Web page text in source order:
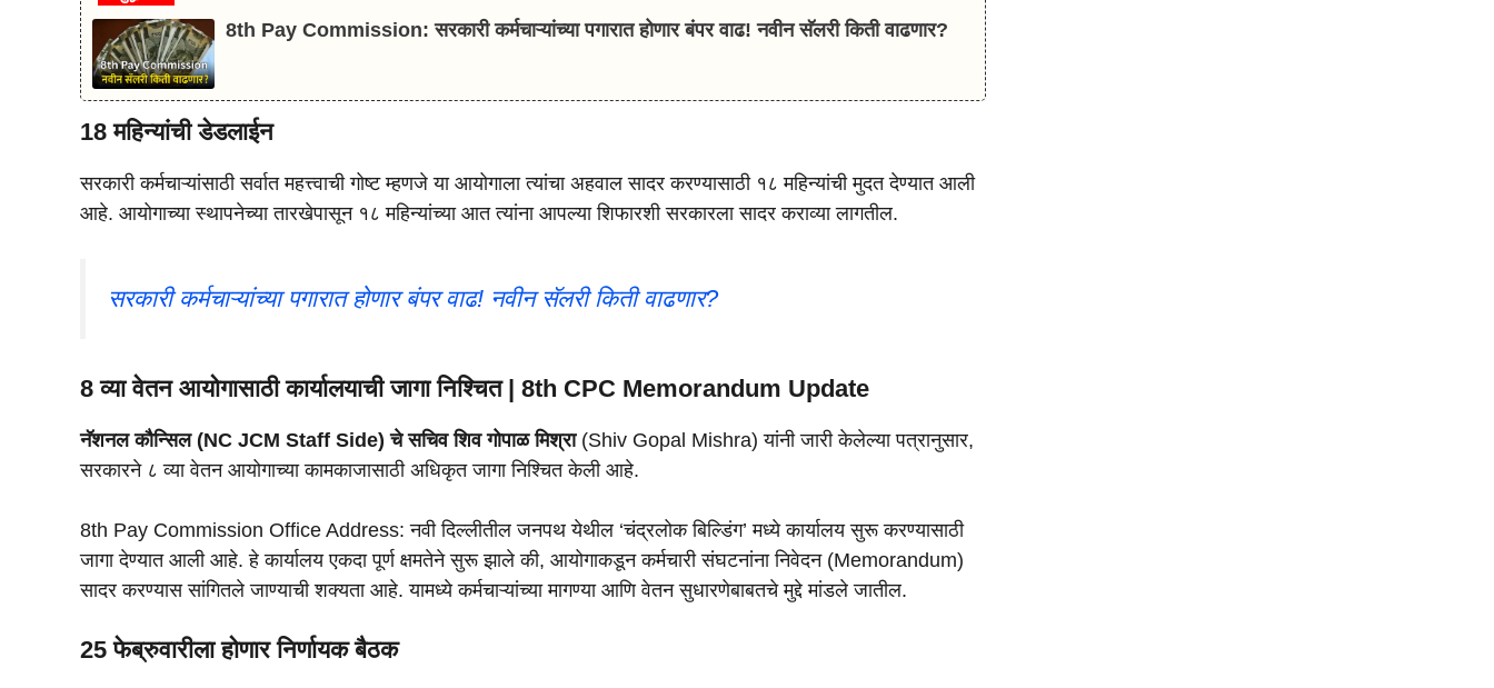
8th Pay Commission: सरकारी कर्मचाऱ्यांच्या पगारात होणार बंपर वाढ! नवीन सॅलरी किती वाढणार?
18 महिन्यांची डेडलाईन
सरकारी कर्मचाऱ्यांसाठी सर्वात महत्त्वाची गोष्ट म्हणजे या आयोगाला त्यांचा अहवाल सादर करण्यासाठी १८ महिन्यांची मुदत देण्यात आली
आहे. आयोगाच्या स्थापनेच्या तारखेपासून १८ महिन्यांच्या आत त्यांना आपल्या शिफारशी सरकारला सादर कराव्या लागतील.
सरकारी कर्मचाऱ्यांच्या पगारात होणार बंपर वाढ! नवीन सॅलरी किती वाढणार?
8 व्या वेतन आयोगासाठी कार्यालयाची जागा निश्चित | 8th CPC Memorandum Update
नॅशनल कौन्सिल (NC JCM Staff Side) चे सचिव शिव गोपाळ मिश्रा(Shiv Gopal Mishra) यांनी जारी केलेल्या पत्रानुसार,
सरकारने ८ व्या वेतन आयोगाच्या कामकाजासाठी अधिकृत जागा निश्चित केली आहे.
8th Pay Commission Office Address: नवी दिल्लीतील जनपथ येथील ‘चंद्रलोक बिल्डिंग’ मध्ये कार्यालय सुरू करण्यासाठी
जागा देण्यात आली आहे. हे कार्यालय एकदा पूर्ण क्षमतेने सुरू झाले की, आयोगाकडून कर्मचारी संघटनांना निवेदन (Memorandum)
सादर करण्यास सांगितले जाण्याची शक्यता आहे. यामध्ये कर्मचाऱ्यांच्या मागण्या आणि वेतन सुधारणेबाबतचे मुद्दे मांडले जातील.
25 फेब्रुवारीला होणार निर्णायक बैठक